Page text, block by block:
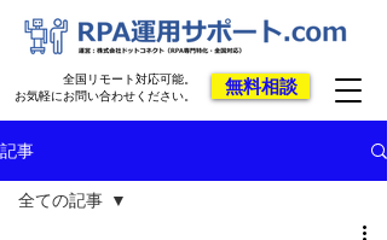
無料相談
全国リモート対応可能。
お気軽にお問い合わせください。
記事
全ての記事